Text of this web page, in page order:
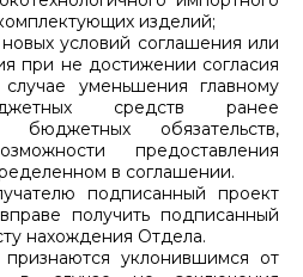
изделий;
условий соглашения или
при не достижении согласия
уменьшения главному
средств ранее
бюджетных обязательств,
предоставления
в соглашении.
подписанный проект
получить подписанный
нахождения Отдела.
признаются уклонившимся от